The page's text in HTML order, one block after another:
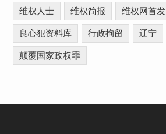
维权人士 维权简报 维权网首发
良心犯资料库 行政拘留 辽宁
颠覆国家政权罪